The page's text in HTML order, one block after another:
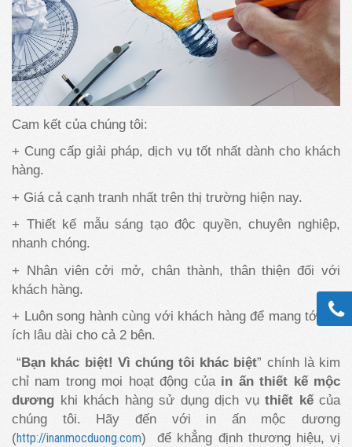
Cam kết của chúng tôi:
+ Cung cấp giải pháp, dịch vụ tốt nhất dành cho khách
hàng.
+ Giá cả cạnh tranh nhất trên thị trường hiện nay.
+ Thiết kế mẫu sáng tạo độc quyền, chuyên nghiệp,
nhanh chóng.
+ Nhân viên cởi mở, chân thành, thân thiện đối với
khách hàng.
+ Luôn song hành cùng với khách hàng để mang tới lợi
ích lâu dài cho cả 2 bên.
“Bạn khác biệt! Vì chúng tôi khác biệt” chính là kim
chỉ nam trong mọi hoạt động của in ấn thiết kế mộc
dương khi khách hàng sử dụng dịch vụ thiết kếcủa
chúng tôi. Hãy đến với in ấn mộc dương
(http://inanmocduong.com) để khẳng định thương hiệu, vị